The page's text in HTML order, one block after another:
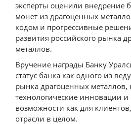
эксперты оценили внедрение
монет из драгоценных
кодом и прогрессивные
развития российского рынка
металлов.
Вручение награды Банку
статус банка как одного из
рынка драгоценных металлов,
технологические инновации
возможности как для
отрасли в целом.